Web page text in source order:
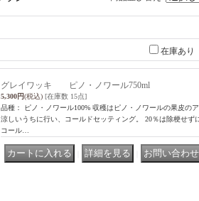
在庫あり
グレイワッキ ピノ・ノワール750ml
5,300円(税込) [在庫数 15点]
品種： ピノ・ノワール100% 収穫はピノ・ノワールの果皮の
涼しいうちに行い、コールドセッティング。 20％は除梗せず
コール…